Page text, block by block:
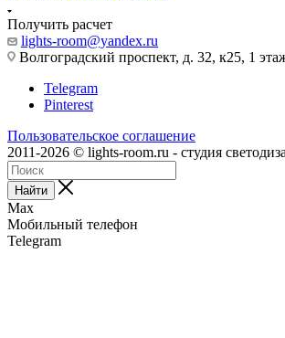
Получить расчет
lights-room@yandex.ru
Волгоградский проспект, д. 32, к25, 1
Telegram
Pinterest
Пользовательское соглашение
2011-2026 © lights-room.ru - студия
Найти
Max
Мобильный телефон
Telegram